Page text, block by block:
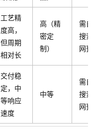
工艺精
度高，
但周期
相对长
高（精
密定
制）
需
搜
网
交付稳
定，中
等响应
速度
中等
需
搜
网